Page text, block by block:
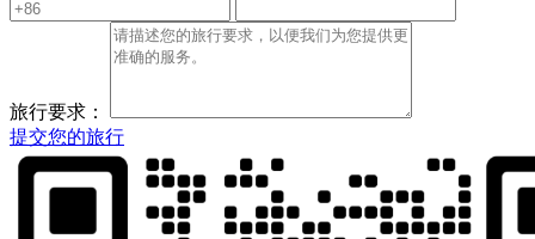
旅行要求：
提交您的旅行